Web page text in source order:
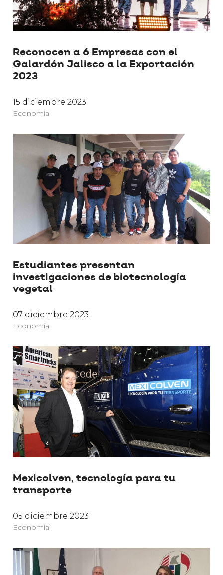
Reconocen a 6 Empresas con el
Galardón Jalisco a la Exportación
2023
15 diciembre 2023
Economía
Estudiantes presentan
investigaciones de biotecnología
vegetal
07 diciembre 2023
Economía
Mexicolven, tecnología para tu
transporte
05 diciembre 2023
Economía